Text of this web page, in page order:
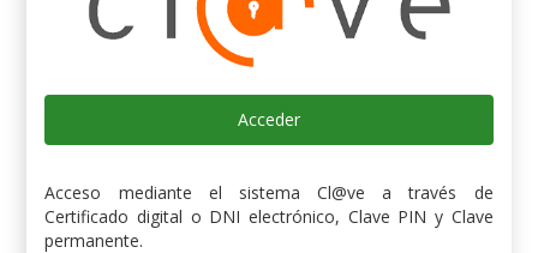
Acceder
Acceso mediante el sistema Cl@ve a través de
Certificado digital o DNI electrónico, Clave PIN y Clave
permanente.